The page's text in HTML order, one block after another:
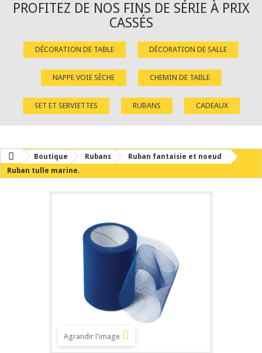
PROFITEZ DE NOS FINS DE SÉRIE À PRIX
CASSÉS
DÉCORATION DE TABLE DÉCORATION DE SALLE
NAPPE VOIE SÈCHE CHEMIN DE TABLE
SET ET SERVIETTES RUBANS CADEAUX
Boutique Rubans
Ruban fantaisie et noeud
Ruban tulle marine.
Agrandir l'image